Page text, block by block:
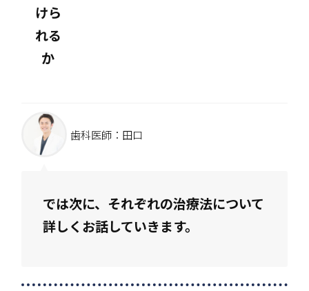
けら
れる
か
歯科医師：田口
では次に、それぞれの治療法について
詳しくお話していきます。